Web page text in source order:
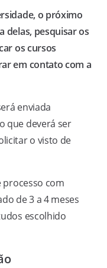
o próximo
delas, pesquisar os
os cursos
em contato com a
enviada
que deverá ser
o visto de
processo com
de 3 a 4 meses
escolhido